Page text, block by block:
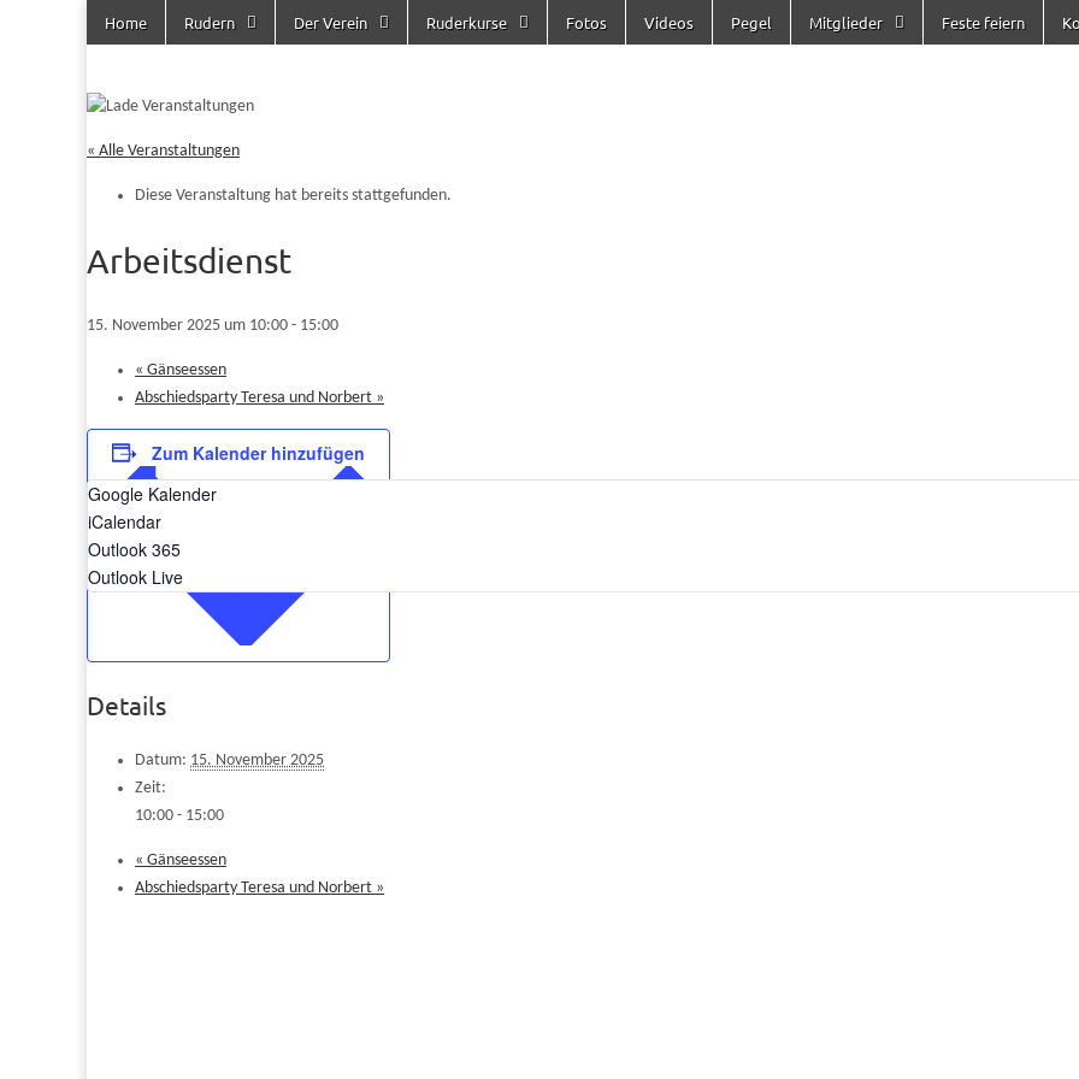
Uerdinger
Ruderclub
e.V.
Rudern in
Main menu
Home Rudern Der Verein Ruderkurse Fotos Videos Pegel Mitglieder Feste feiern
« Alle Veranstaltungen
Diese Veranstaltung hat bereits stattgefunden.
Arbeitsdienst
15. November 2025 um 10:00 - 15:00
« Gänseessen
Abschiedsparty Teresa und Norbert »
Zum Kalender hinzufügen
Google Kalender
iCalendar
Outlook 365
Outlook Live
Details
Datum: 15. November 2025
Zeit:
10:00 - 15:00
« Gänseessen
Abschiedsparty Teresa und Norbert »